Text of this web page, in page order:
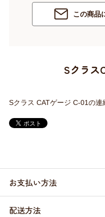
この商品
Sクラス
Sクラス CATゲージ C-01の連
お支払い方法
配送方法